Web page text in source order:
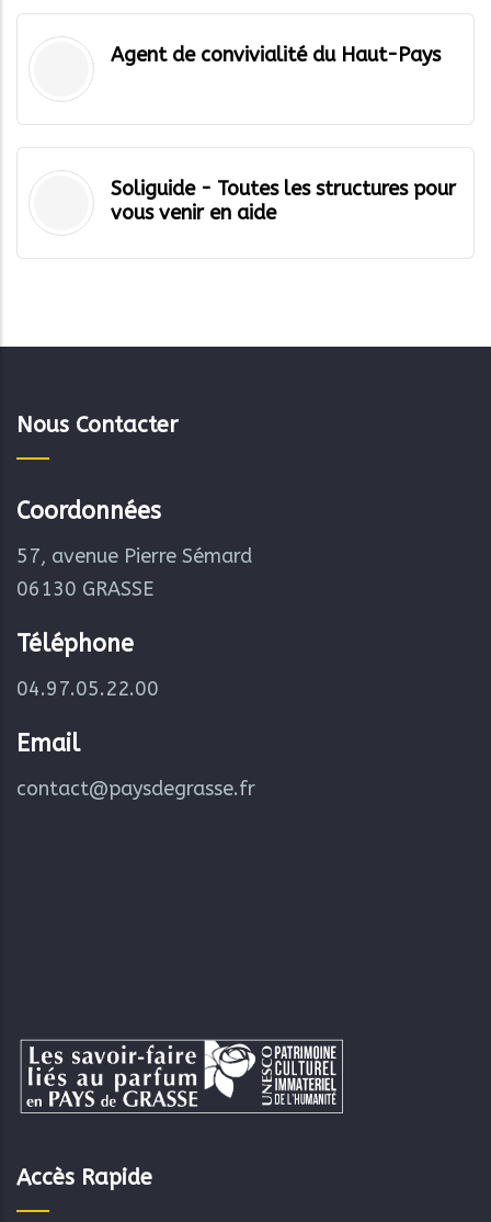
Agent de convivialité du Haut-Pays
Soliguide - Toutes les structures pour
vous venir en aide
Nous Contacter
Coordonnées
57, avenue Pierre Sémard
06130 GRASSE
Téléphone
04.97.05.22.00
Email
contact@paysdegrasse.fr
Accès Rapide